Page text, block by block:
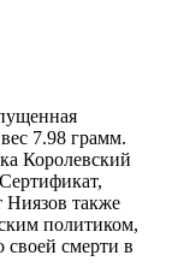
7.98 грамм.
Королевский
Ниязов также
политиком,
смерти в